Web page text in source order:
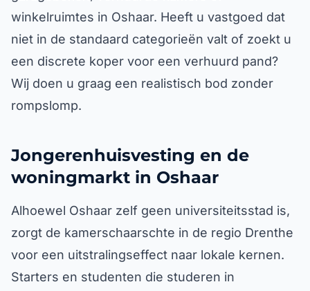
winkelruimtes in Oshaar. Heeft u vastgoed dat
niet in de standaard categorieën valt of zoekt u
een discrete koper voor een verhuurd pand?
Wij doen u graag een realistisch bod zonder
rompslomp.
Jongerenhuisvesting en de
woningmarkt in Oshaar
Alhoewel Oshaar zelf geen universiteitsstad is,
zorgt de kamerschaarschte in de regio Drenthe
voor een uitstralingseffect naar lokale kernen.
Starters en studenten die studeren in